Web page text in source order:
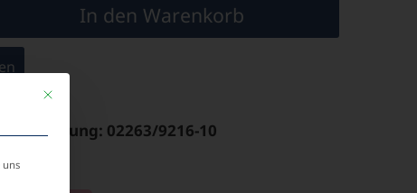
In den Warenkorb
Bestellung: 02263/9216-10
Mit diesem Button wird der Dialog geschlossen. Seine Funktionalität ist
uns